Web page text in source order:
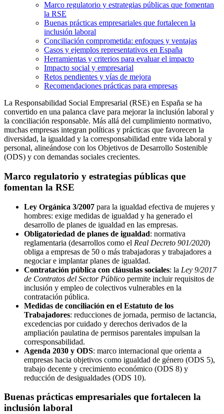
Marco regulatorio y estrategias públicas que fomentan
la RSE
Buenas prácticas empresariales que fortalecen la
inclusión laboral
Conciliación comprometida: enfoques y ventajas
Casos y ejemplos representativos en España
Herramientas y criterios para evaluar el impacto
Impacto social y empresarial
Retos pendientes y vías de mejora
Recomendaciones prácticas para empresas
La Responsabilidad Social Empresarial (RSE) en España se ha
convertido en una palanca clave para mejorar la inclusión laboral y
la conciliación responsable. Más allá del cumplimiento normativo,
muchas empresas integran políticas y prácticas que favorecen la
diversidad, la igualdad y la corresponsabilidad entre vida laboral y
personal, alineándose con los Objetivos de Desarrollo Sostenible
(ODS) y con demandas sociales crecientes.
Marco regulatorio y estrategias públicas que
fomentan la RSE
Ley Orgánica 3/2007 para la igualdad efectiva de mujeres y
hombres: exige medidas de igualdad y ha generado el
desarrollo de planes de igualdad en las empresas.
Obligatoriedad de planes de igualdad: normativa
reglamentaria (desarrollos como el Real Decreto 901/2020)
obliga a empresas de 50 o más trabajadoras y trabajadores a
negociar e implantar planes de igualdad.
Contratación pública con cláusulas sociales: la Ley 9/2017
de Contratos del Sector Público permite incluir requisitos de
inclusión y empleo de colectivos vulnerables en la
contratación pública.
Medidas de conciliación en el Estatuto de los
Trabajadores: reducciones de jornada, permiso de lactancia,
excedencias por cuidado y derechos derivados de la
ampliación paulatina de permisos parentales impulsan la
corresponsabilidad.
Agenda 2030 y ODS: marco internacional que orienta a
empresas hacia objetivos como igualdad de género (ODS 5),
trabajo decente y crecimiento económico (ODS 8) y
reducción de desigualdades (ODS 10).
Buenas prácticas empresariales que fortalecen la
inclusión laboral